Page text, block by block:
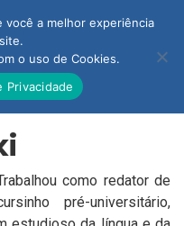
como redator de
pré-universitário,
você a melhor experiência
o uso de Cookies.
Privacidade